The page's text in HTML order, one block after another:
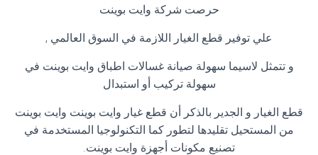
حرصت شركة وايت بوينت
علي توفير قطع الغيار اللازمة في السوق العالمي ,
و تتمثل لاسيما سهولة صيانة غسالات اطباق وايت بوينت في
سهولة تركيب أو استبدال
قطع الغيار و الجدير بالذكر أن قطع غيار وايت بوينت وايت بوينت
من المستحيل تقليدها لتطور كما التكنولوجيا المستخدمة في
تصنيع مكونات أجهزة وايت بوينت.